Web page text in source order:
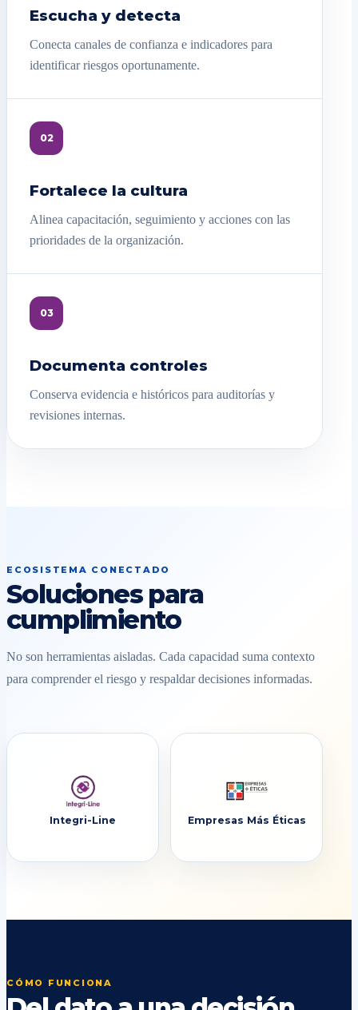
Escucha y detecta
Conecta canales de confianza e indicadores para
identificar riesgos oportunamente.
02
Fortalece la cultura
Alinea capacitación, seguimiento y acciones con las
prioridades de la organización.
03
Documenta controles
Conserva evidencia e históricos para auditorías y
revisiones internas.
ECOSISTEMA CONECTADO
Soluciones para
cumplimiento
No son herramientas aisladas. Cada capacidad suma contexto
para comprender el riesgo y respaldar decisiones informadas.
Integri-Line Empresas Más Éticas
CÓMO FUNCIONA